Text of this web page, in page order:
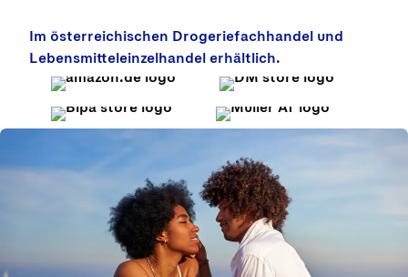
Im österreichischen Drogeriefachhandel und
Lebensmitteleinzelhandel erhältlich.